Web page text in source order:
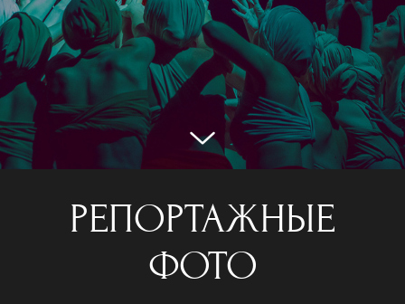
РЕПОРТАЖНЫЕ
ФОТО